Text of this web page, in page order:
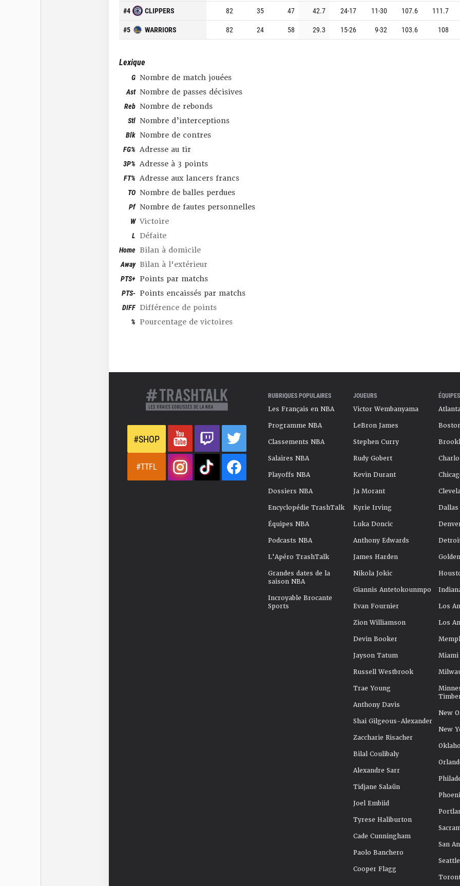
#4 CLIPPERS 82 35 47 42.7 24-17 11-30 107.6 111.7
#5 WARRIORS 82 24 58 29.3 15-26 9-32 103.6 108
Lexique
G Nombre de match jouées
Ast Nombre de passes décisives
Reb Nombre de rebonds
Stl Nombre d’interceptions
Blk Nombre de contres
FG% Adresse au tir
3P% Adresse à 3 points
FT% Adresse aux lancers francs
TO Nombre de balles perdues
Pf Nombre de fautes personnelles
W Victoire
L Défaite
Home Bilan à domicile
Away Bilan à l'extérieur
PTS+ Points par matchs
PTS- Points encaissés par matchs
DIFF Différence de points
% Pourcentage de victoires
#SHOP
#TTFL
RUBRIQUES POPULAIRES
Les Français en NBA
Programme NBA
Classements NBA
Salaires NBA
Playoffs NBA
Dossiers NBA
Encyclopédie TrashTalk
Équipes NBA
Podcasts NBA
L'Apéro TrashTalk
Grandes dates de la
saison NBA
Incroyable Brocante
Sports
JOUEURS
Victor Wembanyama
LeBron James
Stephen Curry
Rudy Gobert
Kevin Durant
Ja Morant
Kyrie Irving
Luka Doncic
Anthony Edwards
James Harden
Nikola Jokic
Giannis Antetokounmpo
Evan Fournier
Zion Williamson
Devin Booker
Jayson Tatum
Russell Westbrook
Trae Young
Anthony Davis
Shai Gilgeous-Alexander
Zaccharie Risacher
Bilal Coulibaly
Alexandre Sarr
Tidjane Salaün
Joel Embiid
Tyrese Haliburton
Cade Cunningham
Paolo Banchero
Cooper Flagg
ÉQUIPES
Los
Los
Miami
New
New
San